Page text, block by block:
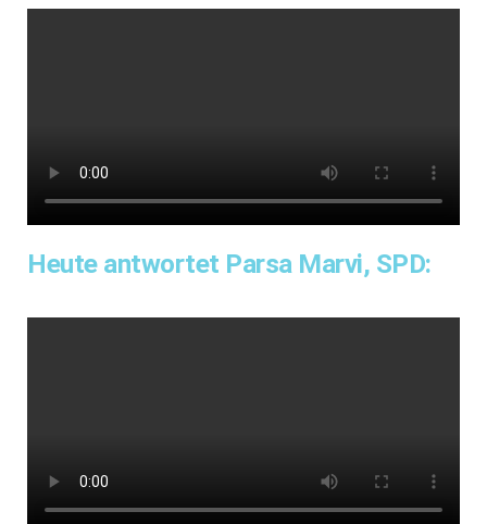
Heute antwortet Parsa Marvi, SPD: